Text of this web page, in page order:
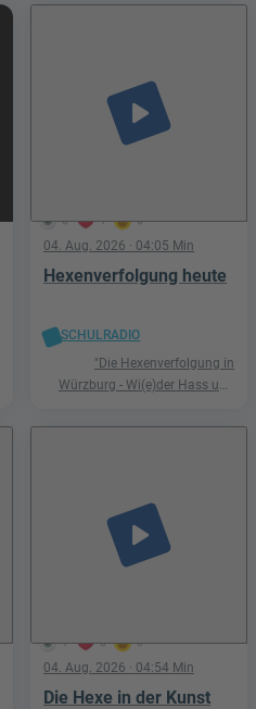
5 1 0
play_arrow
04. Aug. 2026 · 04:05 Min
Hexenverfolgung heute
SCHULRADIO
"Die Hexenverfolgung in
Würzburg - Wi(e)der Hass und
1 0 0
play_arrow
04. Aug. 2026 · 04:54 Min
Die Hexe in der Kunst